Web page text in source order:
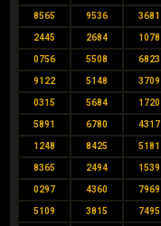
8565 9536 3681
2445 2684 1078
0756 5508 6823
9122 5148 3709
0315 5684 1720
5891 6780 4317
1248 8425 5181
8365 2494 1539
0297 4360 7969
5109 3815 7495